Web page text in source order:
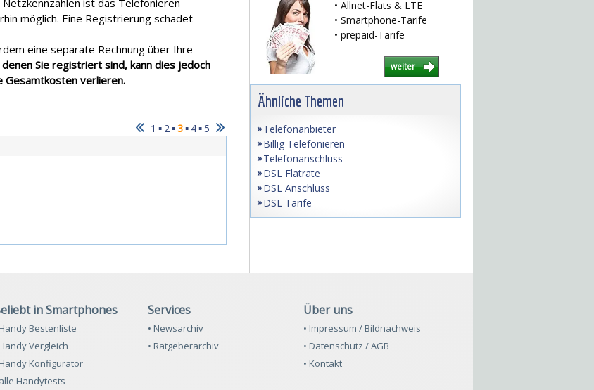
ist das Telefonieren
möglich. Eine Registrierung schadet
eine separate Rechnung über Ihre
Sie registriert sind, kann dies jedoch
Gesamtkosten verlieren.
1 ▪ 2▪3▪ 4▪5
• Allnet-Flats & LTE
• Smartphone-Tarife
• prepaid-Tarife
weiter
Ähnliche Themen
Telefonanbieter
Billig Telefonieren
Telefonanschluss
DSL Flatrate
DSL Anschluss
DSL Tarife
in Smartphones
Bestenliste
Vergleich
Konfigurator
Handytests
Services
• Newsarchiv
• Ratgeberarchiv
Über uns
• Impressum / Bildnachweis
• Datenschutz / AGB
• Kontakt